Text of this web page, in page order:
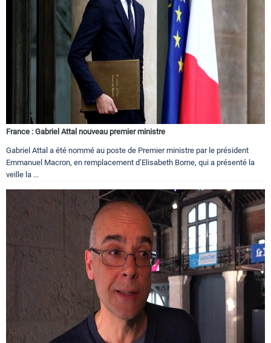
France : Gabriel Attal nouveau premier ministre
Gabriel Attal a été nommé au poste de Premier ministre par le président
Emmanuel Macron, en remplacement d’Elisabeth Borne, qui a présenté la
veille la ...